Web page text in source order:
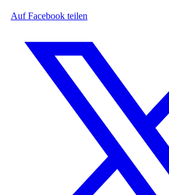
Auf Facebook teilen